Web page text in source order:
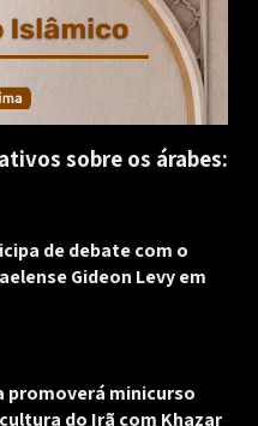
sobre os árabes:
de debate com o
Gideon Levy em
promoverá minicurso
do Irã com Khazar